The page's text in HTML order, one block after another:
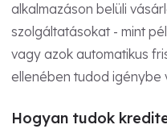
alkalmazáson belüli
szolgáltatásokat - mint
vagy azok automatikus
ellenében tudod igénybe
Hogyan tudok